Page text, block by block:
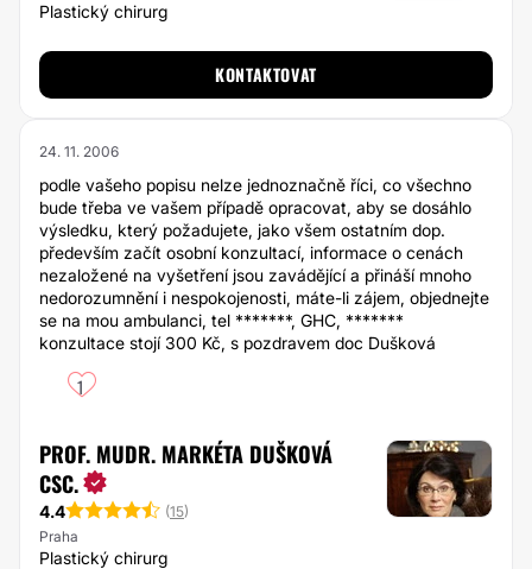
Plastický chirurg
KONTAKTOVAT
24. 11. 2006
podle vašeho popisu nelze jednoznačně říci, co všechno
bude třeba ve vašem případě opracovat, aby se dosáhlo
výsledku, který požadujete, jako všem ostatním dop.
především začít osobní konzultací, informace o cenách
nezaložené na vyšetření jsou zavádějící a přináší mnoho
nedorozumnění i nespokojenosti, máte-li zájem, objednejte
se na mou ambulanci, tel *******, GHC, *******
konzultace stojí 300 Kč, s pozdravem doc Dušková
1
PROF. MUDR. MARKÉTA DUŠKOVÁ
CSC.
4.4 (15)
Praha
Plastický chirurg